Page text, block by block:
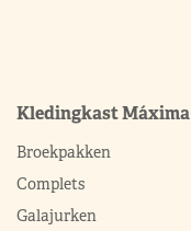
Kledingkast Máxima
Broekpakken
Complets
Galajurken